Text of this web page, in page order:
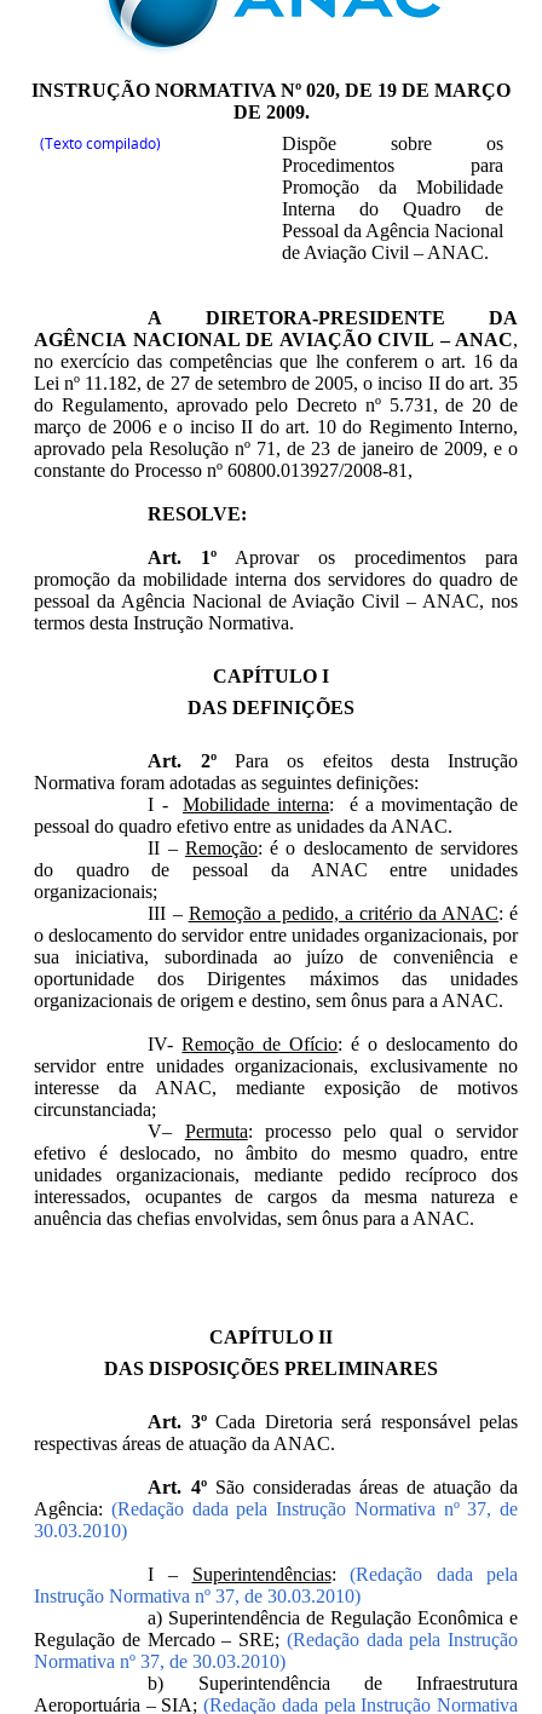
INSTRUÇÃO NORMATIVA Nº 020, DE 19 DE MARÇO
DE 2009.
(Texto compilado)
Dispõe sobre os
Procedimentos para
Promoção da Mobilidade
Interna do Quadro de
Pessoal da Agência Nacional
de Aviação Civil – ANAC.
A DIRETORA-PRESIDENTE DA
AGÊNCIA NACIONAL DE AVIAÇÃO CIVIL – ANAC,
no exercício das competências que lhe conferem o art. 16 da
Lei nº 11.182, de 27 de setembro de 2005, o inciso II do art. 35
do Regulamento, aprovado pelo Decreto nº 5.731, de 20 de
março de 2006 e o inciso II do art. 10 do Regimento Interno,
aprovado pela Resolução nº 71, de 23 de janeiro de 2009, e o
constante do Processo nº 60800.013927/2008-81,
RESOLVE:
Art. 1º Aprovar os procedimentos para
promoção da mobilidade interna dos servidores do quadro de
pessoal da Agência Nacional de Aviação Civil – ANAC, nos
termos desta Instrução Normativa.
CAPÍTULO I
DAS DEFINIÇÕES
Art. 2ºPara os efeitos desta Instrução
Normativa foram adotadas as seguintes definições:
I - Mobilidade interna: é a movimentação de
pessoal do quadro efetivo entre as unidades da ANAC.
II – Remoção: é o deslocamento de servidores
do quadro de pessoal da ANAC entre unidades
organizacionais;
III – Remoção a pedido, a critério da ANAC: é
o deslocamento do servidor entre unidades organizacionais, por
sua iniciativa, subordinada ao juízo de conveniência e
oportunidade dos Dirigentes máximos das unidades
organizacionais de origem e destino, sem ônus para a ANAC.
IV-Remoção de Ofício: é o deslocamento do
servidor entre unidades organizacionais, exclusivamente no
interesse da ANAC, mediante exposição de motivos
circunstanciada;
V– Permuta: processo pelo qual o servidor
efetivo é deslocado, no âmbito do mesmo quadro, entre
unidades organizacionais, mediante pedido recíproco dos
interessados, ocupantes de cargos da mesma natureza e
anuência das chefias envolvidas, sem ônus para a ANAC.
CAPÍTULO II
DAS DISPOSIÇÕES PRELIMINARES
Art. 3ºCada Diretoria será responsável pelas
respectivas áreas de atuação da ANAC.
Art. 4ºSão consideradas áreas de atuação da
Agência: (Redação dada pela Instrução Normativa nº 37, de
30.03.2010)
I – Superintendências:(Redação dada pela
Instrução Normativa nº 37, de 30.03.2010)
a) Superintendência de Regulação Econômica e
Regulação de Mercado – SRE; (Redação dada pela Instrução
Normativa nº 37, de 30.03.2010)
b) Superintendência de Infraestrutura
Aeroportuária – SIA;(Redação dada pela Instrução Normativa